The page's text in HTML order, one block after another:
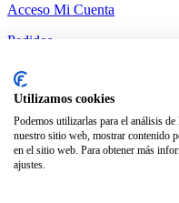
Acceso Mi Cuenta
Pedidos
Administrar web-
Utilizamos cookies
Podemos utilizarlas para el análisis
nuestro sitio web, mostrar contenido
en el sitio web. Para obtener más
ajustes.